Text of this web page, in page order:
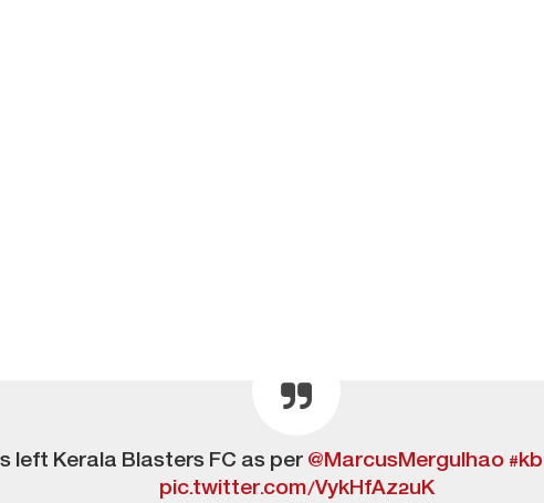
left Kerala Blasters FC as per @MarcusMergulhao
pic.twitter.com/VykHfAz2uK